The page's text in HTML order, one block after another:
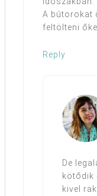
A bútorokat
feltölteni
Reply
De
kötődik
kivel